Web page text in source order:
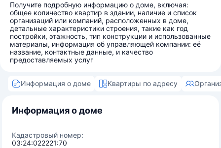
Получите подробную информацию о доме, включая:
общее количество квартир в здании, наличие и список
организаций или компаний, расположенных в доме,
детальные характеристики строения, такие как год
постройки, этажность, тип конструкции и использованные
материалы, информация об управляющей компании: её
название, контактные данные, и качество
предоставляемых услуг
Информация о доме Квартиры по адресу
Информация о доме
Кадастровый номер:
03:24:022221:70